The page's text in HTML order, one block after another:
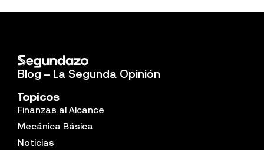
Blog – La Segunda Opinión
Topicos
Finanzas al Alcance
Mecánica Básica
Noticias